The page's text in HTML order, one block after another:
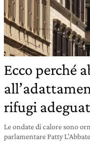
Ecco perché
rifugi
Le ondate di calore sono
parlamentare Patty